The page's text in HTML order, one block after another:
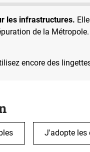
les infrastructures.
de la
encore des
J'adopte les